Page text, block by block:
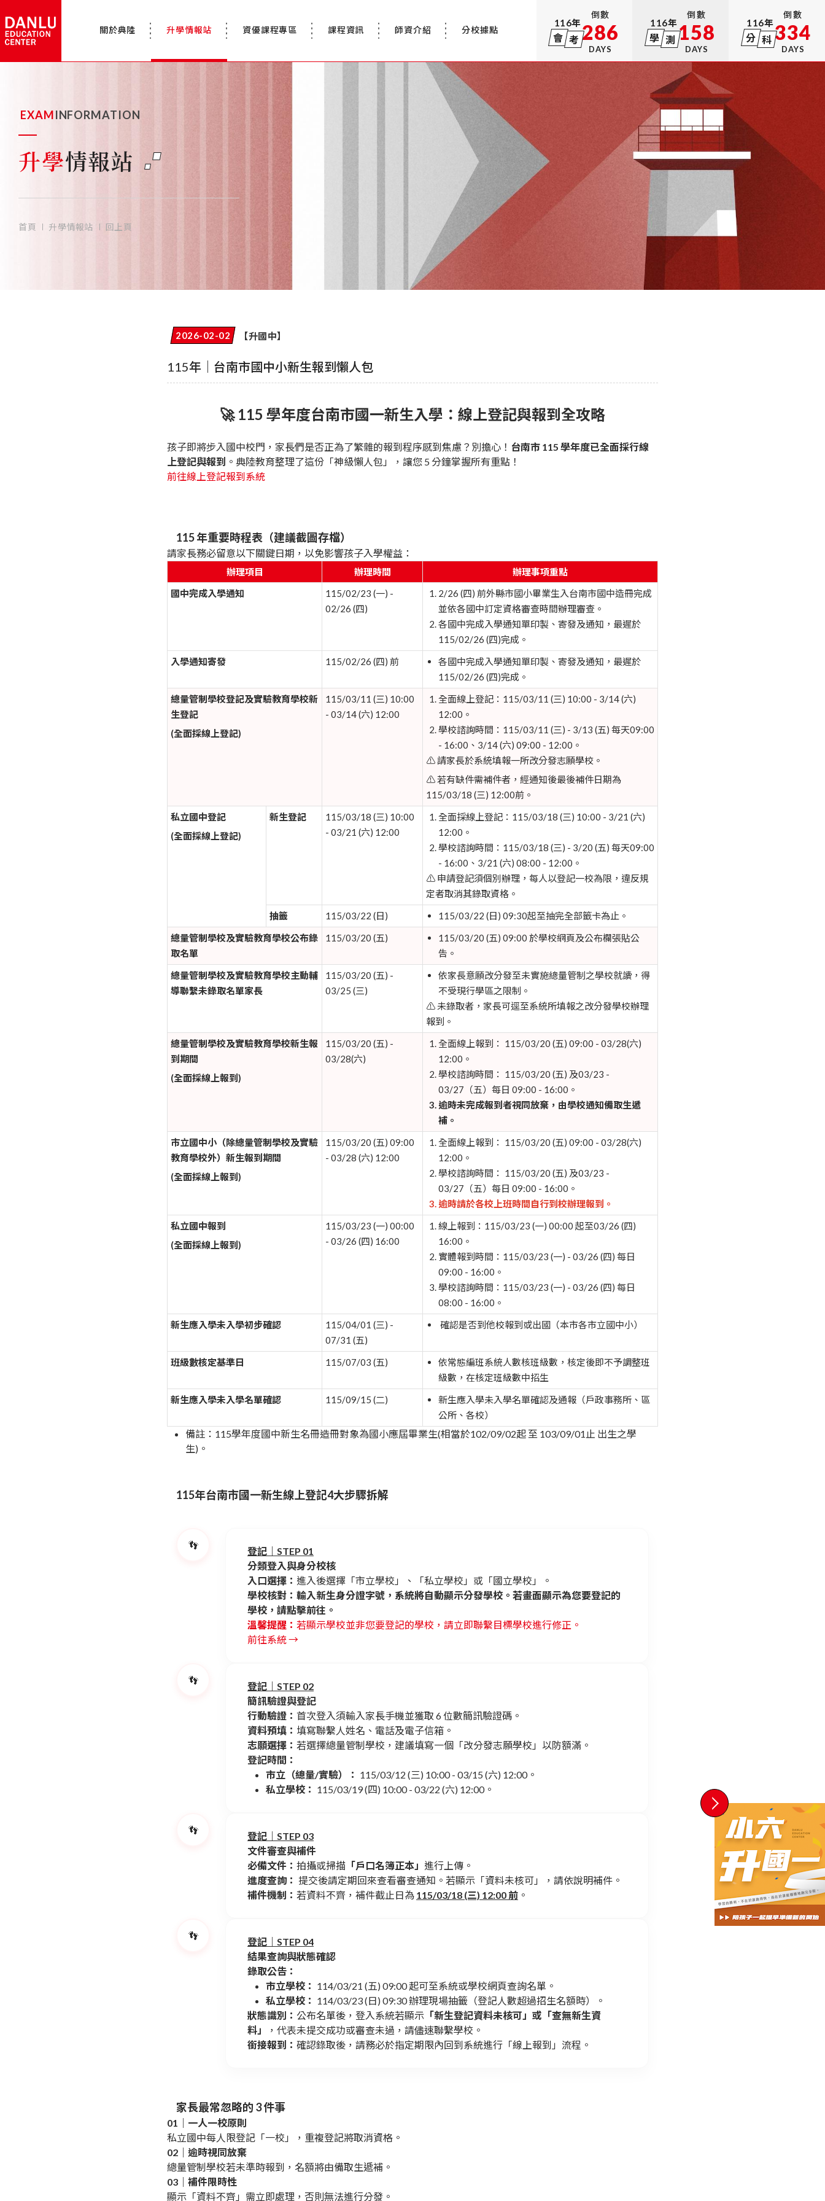
關於典陸 升學情報站 資優課程專區 課程資訊 師資介紹 分校據點
116年
會 考
倒數
286
DAYS
116年
學 測
倒數
158
DAYS
116年
分 科
倒數
334
DAYS
EXAMINFORMATION
升學情報站
首頁 升學情報站 回上頁
2026-02-02 【升國中】
115年｜台南市國中小新生報到懶人包
🚀 115 學年度台南市國一新生入學：線上登記與報到全攻略
孩子即將步入國中校門，家長們是否正為了繁雜的報到程序感到焦慮？別擔心！ 台南市 115 學年度已全面採行線
上登記與報到 。典陸教育整理了這份「神級懶人包」，讓您 5 分鐘掌握所有重點！
前往線上登記報到系統
115 年重要時程表（建議截圖存檔）
請家長務必留意以下關鍵日期，以免影響孩子入學權益：
辦理項目 辦理時間
辦理事項重點
國中完成入學通知
115/02/23 (一) -
02/26 (四)
2/26 (四) 前外縣市國小畢業生入台南市國中造冊完成
並依各國中訂定資格審查時間辦理審查。
各國中完成入學通知單印製、寄發及通知，最遲於
115/02/26 (四)完成。
入學通知寄發
115/02/26 (四) 前
各國中完成入學通知單印製、寄發及通知，最遲於
115/02/26 (四)完成。
總量管制學校登記及實驗教育學校新
生登記
(全面採線上登記)
115/03/11 (三) 10:00
- 03/14 (六) 12:00
全面線上登記：115/03/11 (三) 10:00 - 3/14 (六)
12:00。
學校諮詢時間：115/03/11 (三) - 3/13 (五) 每天09:00
- 16:00、3/14 (六) 09:00 - 12:00。
⚠️ 請家長於系統填報一所改分發志願學校。
⚠️ 若有缺件需補件者，經通知後最後補件日期為
115/03/18 (三) 12:00前。
私立國中登記
(全面採線上登記)
新生登記
115/03/18 (三) 10:00
- 03/21 (六) 12:00
全面採線上登記：115/03/18 (三) 10:00 - 3/21 (六)
12:00。
學校諮詢時間：115/03/18 (三) - 3/20 (五) 每天09:00
- 16:00、3/21 (六) 08:00 - 12:00。
⚠️ 申請登記須個別辦理，每人以登記一校為限，違反規
定者取消其錄取資格。
抽籤
115/03/22 (日)
115/03/22 (日) 09:30起至抽完全部籤卡為止。
總量管制學校及實驗教育學校公布錄
取名單
115/03/20 (五)
115/03/20 (五) 09:00 於學校網頁及公布欄張貼公
告。
總量管制學校及實驗教育學校主動輔
導聯繫未錄取名單家長
115/03/20 (五) -
03/25 (三)
依家長意願改分發至未實施總量管制之學校就讀，得
不受現行學區之限制。
⚠️ 未錄取者，家長可逕至系統所填報之改分發學校辦理
報到。
總量管制學校及實驗教育學校新生報
到期間
(全面採線上報到)
115/03/20 (五) -
03/28(六)
全面線上報到： 115/03/20 (五) 09:00 - 03/28(六)
12:00。
學校諮詢時間： 115/03/20 (五) 及03/23 -
03/27（五）每日 09:00 - 16:00。
逾時未完成報到者視同放棄，由學校通知備取生遞
補。
市立國中小（除總量管制學校及實驗
教育學校外）新生報到期間
(全面採線上報到)
115/03/20 (五) 09:00
- 03/28 (六) 12:00
全面線上報到： 115/03/20 (五) 09:00 - 03/28(六)
12:00。
學校諮詢時間： 115/03/20 (五) 及03/23 -
03/27（五）每日 09:00 - 16:00。
逾時請於各校上班時間自行到校辦理報到。
私立國中報到
(全面採線上報到)
115/03/23 (一) 00:00
- 03/26 (四) 16:00
線上報到：115/03/23 (一) 00:00 起至03/26 (四)
16:00。
實體報到時間：115/03/23 (一) - 03/26 (四) 每日
09:00 - 16:00。
學校諮詢時間：115/03/23 (一) - 03/26 (四) 每日
08:00 - 16:00。
新生應入學未入學初步確認
115/04/01 (三) -
07/31 (五)
確認是否到他校報到或出國（本市各市立國中小）
班級數核定基準日 115/07/03 (五)
依常態編班系統人數核班級數，核定後即不予調整班
級數，在核定班級數中招生
新生應入學未入學名單確認
115/09/15 (二)
新生應入學未入學名單確認及通報（戶政事務所、區
公所、各校）
備註：115學年度國中新生名冊造冊對象為國小應屆畢業生(相當於102/09/02起 至 103/09/01止 出生之學
生)。
115年台南市國一新生線上登記4大步驟拆解
👣
登記｜STEP 01
分類登入與身分校核
入口選擇： 進入後選擇「市立學校」、「私立學校」或「國立學校」。
學校核對：輸入新生身分證字號，系統將自動顯示分發學校。若畫面顯示為您要登記的
學校，請點擊前往。
溫馨提醒： 若顯示學校並非您要登記的學校，請立即聯繫目標學校進行修正。
前往系統 →
👣
登記｜STEP 02
簡訊驗證與登記
行動驗證： 首次登入須輸入家長手機並獲取 6 位數簡訊驗證碼。
資料預填： 填寫聯繫人姓名、電話及電子信箱。
志願選擇： 若選擇總量管制學校，建議填寫一個「改分發志願學校」以防額滿。
登記時間：
市立（總量/實驗）： 115/03/12 (三) 10:00 - 03/15 (六) 12:00。
私立學校： 115/03/19 (四) 10:00 - 03/22 (六) 12:00。
👣
登記｜STEP 03
文件審查與補件
必備文件： 拍攝或掃描 「戶口名簿正本」 進行上傳。
進度查詢： 提交後請定期回來查看審查通知。若顯示「資料未核可」，請依說明補件。
補件機制： 若資料不齊，補件截止日為 115/03/18 (三) 12:00 前 。
👣
登記｜STEP 04
結果查詢與狀態確認
錄取公告：
市立學校： 114/03/21 (五) 09:00 起可至系統或學校網頁查詢名單。
私立學校： 114/03/23 (日) 09:30 辦理現場抽籤（登記人數超過招生名額時）。
狀態識別： 公布名單後，登入系統若顯示 「新生登記資料未核可」或「查無新生資
料」
，代表未提交成功或審查未過，請儘速聯繫學校。
銜接報到： 確認錄取後，請務必於指定期限內回到系統進行「線上報到」流程。
家長最常忽略的 3 件事
01｜一人一校原則
私立國中每人限登記「一校」，重複登記將取消資格。
02｜逾時視同放棄
總量管制學校若未準時報到，名額將由備取生遞補。
03｜補件限時性
顯示「資料不齊」需立即處理，否則無法進行分發。